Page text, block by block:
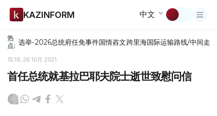
KAZINFORM 中文
热
点: 选举-2026总统府任免事件国情咨文跨里海国际运输路线/中间走廊
15:18, 26 10月 2021
首任总统就基拉巴耶夫院士逝世致慰问信